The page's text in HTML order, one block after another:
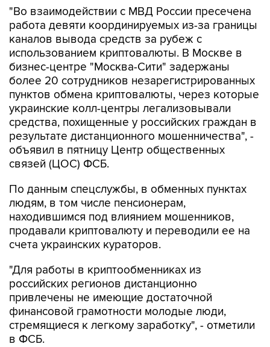
"Во взаимодействии с МВД России пресечена
работа девяти координируемых из-за границы
каналов вывода средств за рубеж с
использованием криптовалюты. В Москве в
бизнес-центре "Москва-Сити" задержаны
более 20 сотрудников незарегистрированных
пунктов обмена криптовалюты, через которые
украинские колл-центры легализовывали
средства, похищенные у российских граждан в
результате дистанционного мошенничества", -
объявил в пятницу Центр общественных
связей (ЦОС) ФСБ.
По данным спецслужбы, в обменных пунктах
людям, в том числе пенсионерам,
находившимся под влиянием мошенников,
продавали криптовалюту и переводили ее на
счета украинских кураторов.
"Для работы в криптообменниках из
российских регионов дистанционно
привлечены не имеющие достаточной
финансовой грамотности молодые люди,
стремящиеся к легкому заработку", - отметили
в ФСБ.